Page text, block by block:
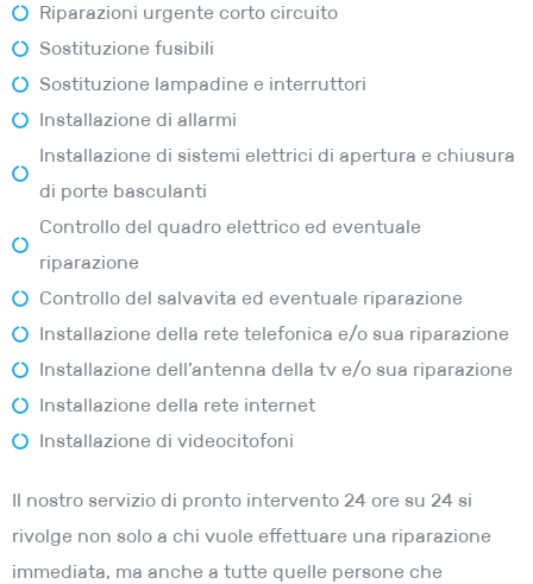
Riparazioni urgente corto circuito
Sostituzione fusibili
Sostituzione lampadine e interruttori
Installazione di allarmi
Installazione di sistemi elettrici di apertura e chiusura
di porte basculanti
Controllo del quadro elettrico ed eventuale
riparazione
Controllo del salvavita ed eventuale riparazione
Installazione della rete telefonica e/o sua riparazione
Installazione dell’antenna della tv e/o sua riparazione
Installazione della rete internet
Installazione di videocitofoni
Il nostro servizio di pronto intervento 24 ore su 24 si
rivolge non solo a chi vuole effettuare una riparazione
immediata, ma anche a tutte quelle persone che